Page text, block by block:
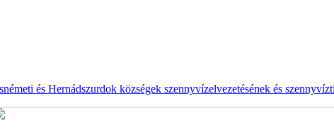
és Hernádszurdok községek szennyvízelvezetésének és